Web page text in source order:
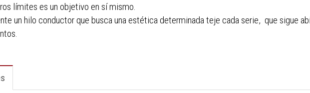
límites es un objetivo en sí mismo.
un hilo conductor que busca una estética determinada teje cada serie, que sigue